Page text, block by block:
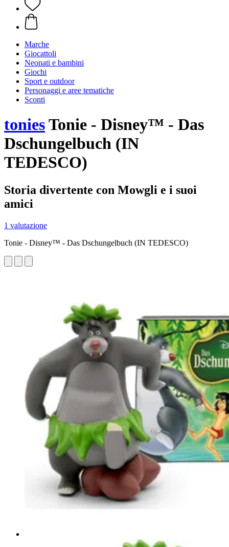
Marche
Giocattoli
Neonati e bambini
Giochi
Sport e outdoor
Personaggi e aree tematiche
Sconti
toniesTonie - Disney™ - Das
Dschungelbuch (IN
TEDESCO)
Storia divertente con Mowgli e i suoi
amici
1 valutazione
Tonie - Disney™ - Das Dschungelbuch (IN TEDESCO)